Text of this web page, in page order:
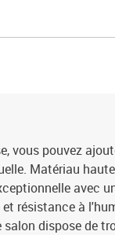
vous pouvez
Matériau
avec
résistance à
dispose de